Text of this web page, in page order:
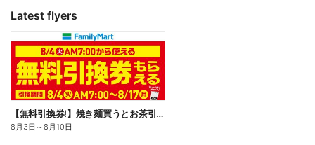
Latest flyers
【無料引換券!】焼き麺買うとお茶引換券貰える!
8月3日 ～8月10日